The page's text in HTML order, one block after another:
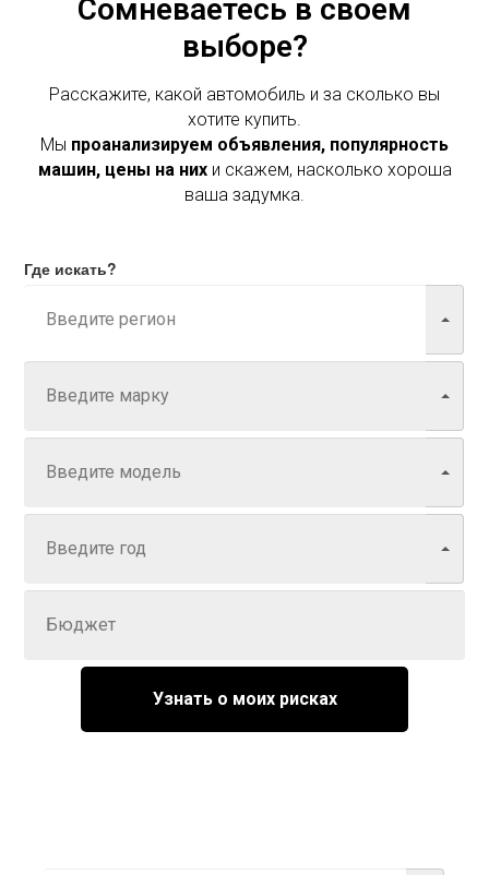
Сомневаетесь в своем
выборе?
Расскажите, какой автомобиль и за сколько вы
хотите купить.
Мы проанализируем объявления, популярность
машин, цены на нихи скажем, насколько хороша
ваша задумка.
Где искать?
Узнать о моих рисках